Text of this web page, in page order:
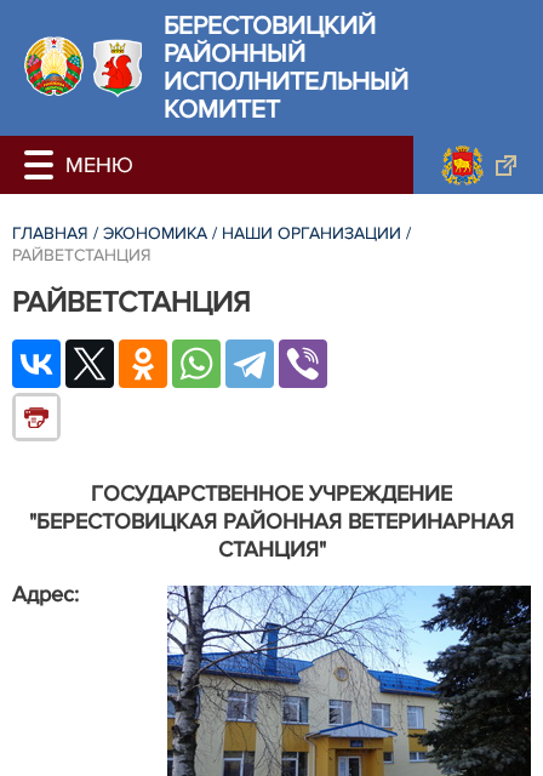
БЕРЕСТОВИЦКИЙ
РАЙОННЫЙ
ИСПОЛНИТЕЛЬНЫЙ
КОМИТЕТ
ГЛАВНАЯ / ЭКОНОМИКА / НАШИ ОРГАНИЗАЦИИ /
РАЙВЕТСТАНЦИЯ
РАЙВЕТСТАНЦИЯ
ГОСУДАРСТВЕННОЕ УЧРЕЖДЕНИЕ
"БЕРЕСТОВИЦКАЯ РАЙОННАЯ ВЕТЕРИНАРНАЯ
СТАНЦИЯ"
Адрес: